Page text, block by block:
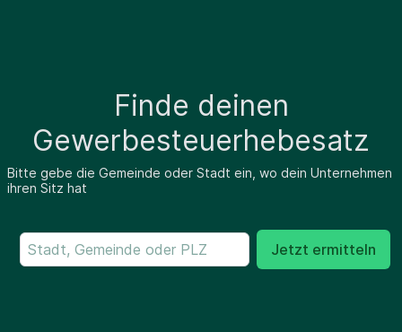
Finde deinen
Gewerbesteuerhebesatz
Bitte gebe die Gemeinde oder Stadt ein, wo dein Unternehmen
ihren Sitz hat
Jetzt ermitteln